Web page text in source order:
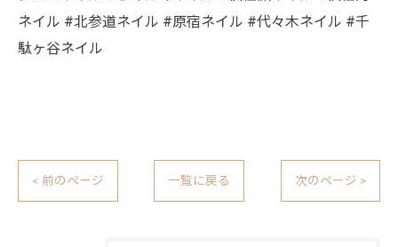
ネイル #北参道ネイル #原宿ネイル #代々木ネイル #千
駄ヶ谷ネイル
< 前のページ 一覧に戻る 次のページ >